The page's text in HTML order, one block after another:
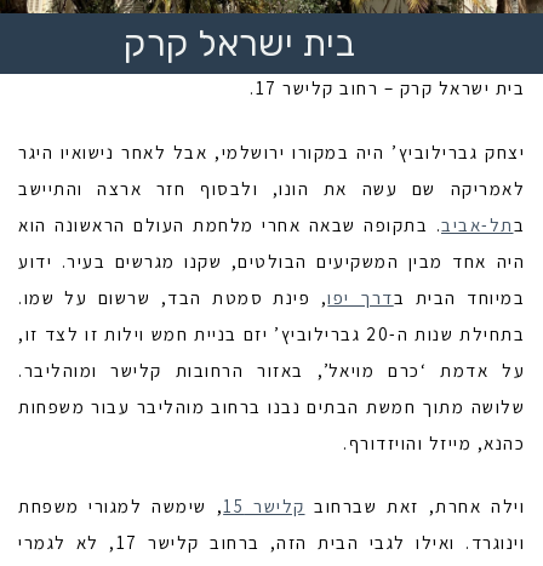
בית ישראל קרק
בית ישראל קרק – רחוב קלישר 17.
יצחק גברילוביץ’ היה במקורו ירושלמי, אבל לאחר נישואיו היגר
לאמריקה שם עשה את הונו, ולבסוף חזר ארצה והתיישב
בתל-אביב. בתקופה שבאה אחרי מלחמת העולם הראשונה הוא
היה אחד מבין המשקיעים הבולטים, שקנו מגרשים בעיר. ידוע
במיוחד הבית בדרך יפו, פינת סמטת הבד, שרשום על שמו.
בתחילת שנות ה-20 גברילוביץ’ יזם בניית חמש וילות זו לצד זו,
על אדמת ‘כרם מויאל’, באזור הרחובות קלישר ומוהליבר.
שלושה מתוך חמשת הבתים נבנו ברחוב מוהליבר עבור משפחות
כהנא, מייזל והויזדורף.
וילה אחרת, זאת שברחוב קלישר 15
, שימשה למגורי משפחת
וינוגרד. ואילו לגבי הבית הזה, ברחוב קלישר 17, לא לגמרי